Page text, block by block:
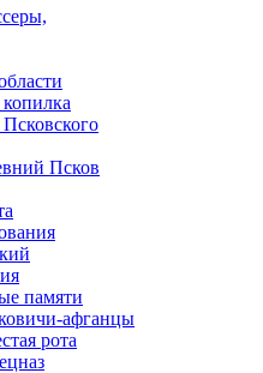
Псков
памяти
афганцы
рота